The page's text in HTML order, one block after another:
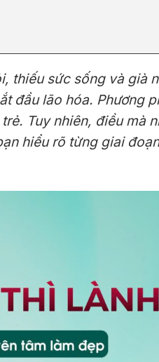
thiếu sức sống và già
đầu lão hóa. Phương
Tuy nhiên, điều mà
hiểu rõ từng giai